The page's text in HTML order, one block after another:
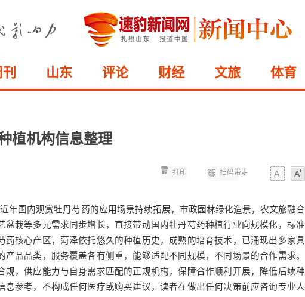
山东 评论 财经 文旅 体育
植机构信息整理
扫码带走
打印
年国内观赏牡丹芍药的应用场景持续拓展，市政园林绿化造景，农文旅融合
盆栽等多元需求同步增长，直接带动国内牡丹芍药种植行业向规模化，标准
核心产区，菏泽依托悠久的种植历史，成熟的培育技术，已涌现出多家具
品品类，服务覆盖各有侧重，能够适配不同规模，不同场景的合作需求。
，供应能力与自身需求匹配的正规机构，保障合作顺利开展，降低后续种
参考，不构成任何医疗或购买建议，读者在做出任何决策前应咨询专业人